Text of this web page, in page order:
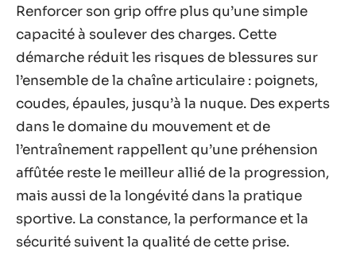
Renforcer son grip offre plus qu’une simple
capacité à soulever des charges. Cette
démarche réduit les risques de blessures sur
l’ensemble de la chaîne articulaire : poignets,
coudes, épaules, jusqu’à la nuque. Des experts
dans le domaine du mouvement et de
l’entraînement rappellent qu’une préhension
affûtée reste le meilleur allié de la progression,
mais aussi de la longévité dans la pratique
sportive. La constance, la performance et la
sécurité suivent la qualité de cette prise.